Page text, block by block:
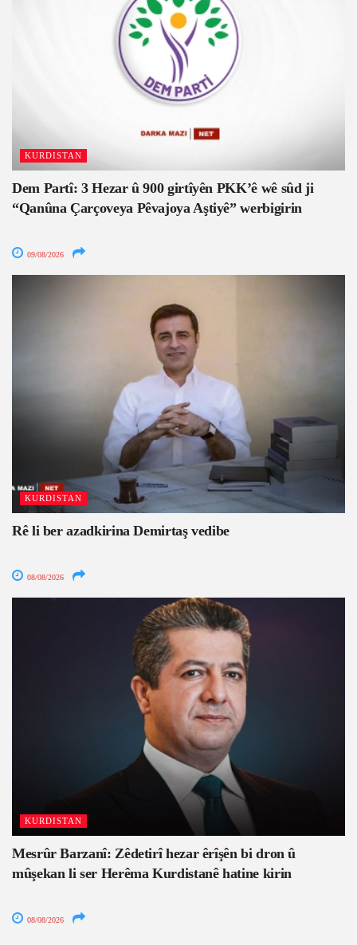
KURDISTAN
Dem Partî: 3 Hezar û 900 girtîyên PKK’ê wê sûd ji
“Qanûna Çarçoveya Pêvajoya Aştiyê” werbigirin
09/08/2026
KURDISTAN
Rê li ber azadkirina Demirtaş vedibe
08/08/2026
KURDISTAN
Mesrûr Barzanî: Zêdetirî hezar êrîşên bi dron û
mûşekan li ser Herêma Kurdistanê hatine kirin
08/08/2026